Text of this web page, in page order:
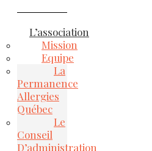
L’association
Mission
Equipe
La
Permanence
Allergies
Québec
Le
Conseil
D’administration